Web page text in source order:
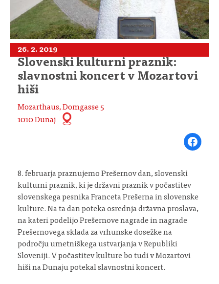
26. 2. 2019
Slovenski kulturni praznik:
slavnostni koncert v Mozartovi
hiši
Mozarthaus, Domgasse 5
1010 Dunaj
Share on
8. februarja praznujemo Prešernov dan, slovenski
kulturni praznik, ki je državni praznik v počastitev
slovenskega pesnika Franceta Prešerna in slovenske
kulture. Na ta dan poteka osrednja državna proslava,
na kateri podelijo Prešernove nagrade in nagrade
Prešernovega sklada za vrhunske dosežke na
področju umetniškega ustvarjanja v Republiki
Sloveniji. V počastitev kulture bo tudi v Mozartovi
hiši na Dunaju potekal slavnostni koncert.